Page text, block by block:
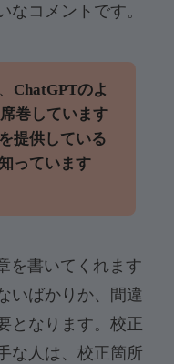
なコメントです。
ChatGPTのよ
巻しています
提供している
っています
を書いてくれます
いばかりか、間違
となります。校正
な人は、校正箇所